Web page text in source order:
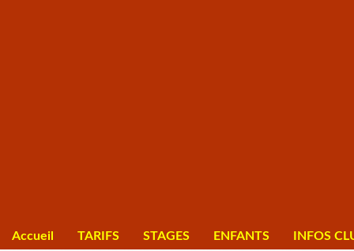
Accueil TARIFS STAGES ENFANTS INFOS